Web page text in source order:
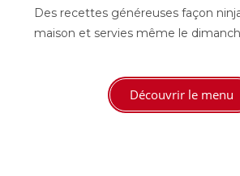
Des recettes généreuses façon
maison et servies même le
Découvrir le menu